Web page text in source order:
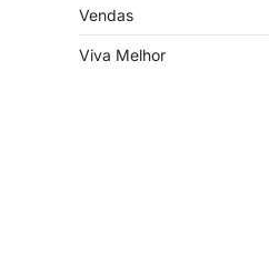
Vendas
Viva Melhor